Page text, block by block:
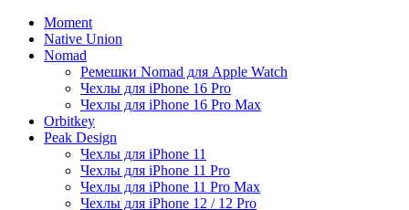
Moment
Native Union
Nomad
Ремешки Nomad для Apple Watch
Чехлы для iPhone 16 Pro
Чехлы для iPhone 16 Pro Max
Orbitkey
Peak Design
Чехлы для iPhone 11
Чехлы для iPhone 11 Pro
Чехлы для iPhone 11 Pro Max
Чехлы для iPhone 12 / 12 Pro